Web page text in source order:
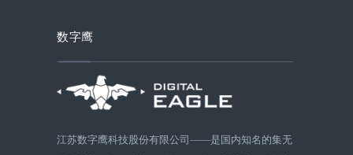
数字鹰
江苏数字鹰科技股份有限公司——是国内知名的集无